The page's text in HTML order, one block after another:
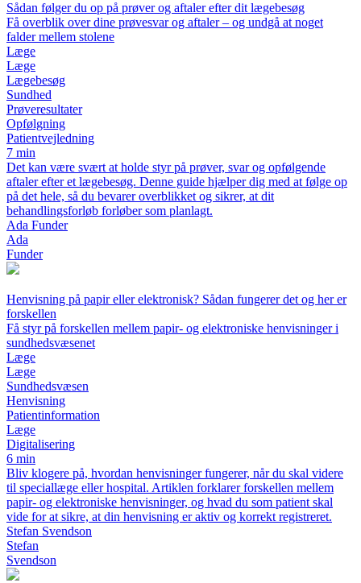
Sådan følger du op på prøver og aftaler efter dit lægebesøg
Få overblik over dine prøvesvar og aftaler – og undgå at noget
falder mellem stolene
Læge
Læge
Lægebesøg
Sundhed
Prøveresultater
Opfølgning
Patientvejledning
7 min
Det kan være svært at holde styr på prøver, svar og opfølgende
aftaler efter et lægebesøg. Denne guide hjælper dig med at følge op
på det hele, så du bevarer overblikket og sikrer, at dit
behandlingsforløb forløber som planlagt.
Ada Funder
Ada
Funder
Henvisning på papir eller elektronisk? Sådan fungerer det og her er
forskellen
Få styr på forskellen mellem papir- og elektroniske henvisninger i
sundhedsvæsenet
Læge
Læge
Sundhedsvæsen
Henvisning
Patientinformation
Læge
Digitalisering
6 min
Bliv klogere på, hvordan henvisninger fungerer, når du skal videre
til speciallæge eller hospital. Artiklen forklarer forskellen mellem
papir- og elektroniske henvisninger, og hvad du som patient skal
vide for at sikre, at din henvisning er aktiv og korrekt registreret.
Stefan Svendson
Stefan
Svendson